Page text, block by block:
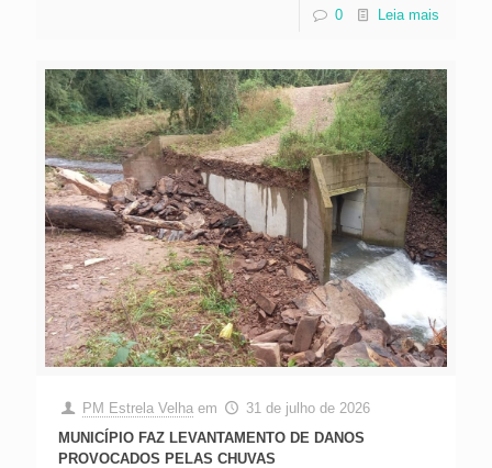
0 Leia mais
PM Estrela Velha em
31 de julho de 2026
MUNICÍPIO FAZ LEVANTAMENTO DE DANOS
PROVOCADOS PELAS CHUVAS